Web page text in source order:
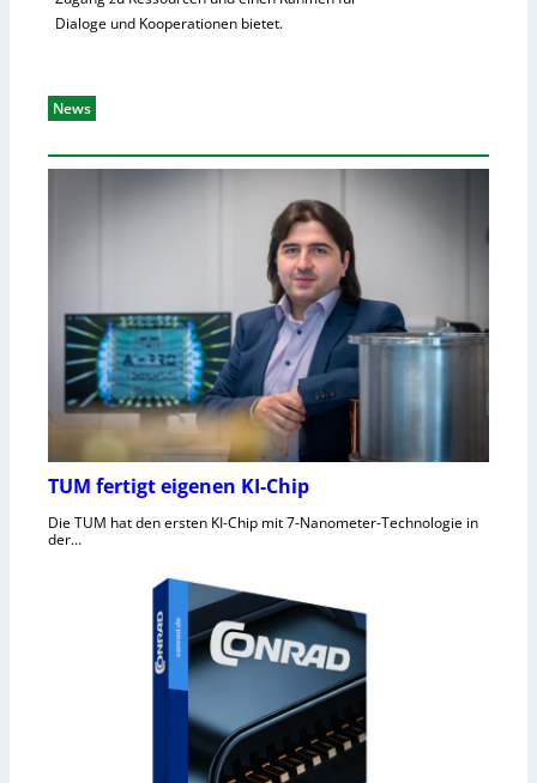
Dialoge und Kooperationen bietet.
News
TUM fertigt eigenen KI-Chip
Die TUM hat den ersten KI-Chip mit 7-Nanometer-Technologie in
der…